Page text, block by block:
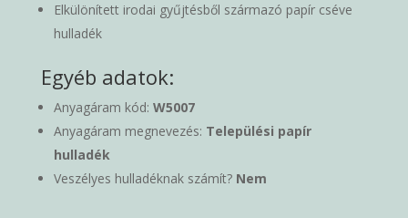
Elkülönített irodai gyűjtésből származó papír cséve
hulladék
Egyéb adatok:
Anyagáram kód: W5007
Anyagáram megnevezés: Települési papír
hulladék
Veszélyes hulladéknak számít? Nem